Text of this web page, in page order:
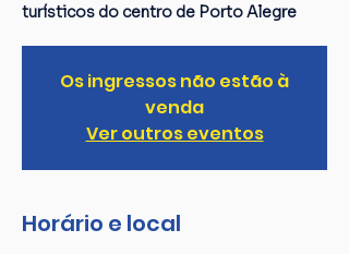
turísticos do centro de Porto Alegre
Os ingressos não estão à
venda
Ver outros eventos
Horário e local